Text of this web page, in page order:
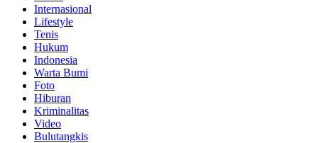
Internasional
Lifestyle
Tenis
Hukum
Indonesia
Warta Bumi
Foto
Hiburan
Kriminalitas
Video
Bulutangkis